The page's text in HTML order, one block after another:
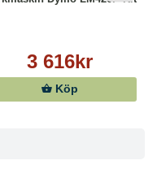
3 616kr
Köp